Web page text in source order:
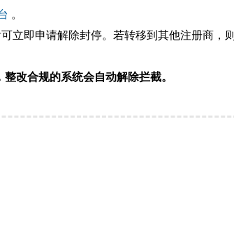
。
可立即申请解除封停。若转移到其他注册商，则
改合规的系统会自动解除拦截。